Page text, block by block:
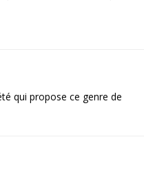
qui propose ce genre de